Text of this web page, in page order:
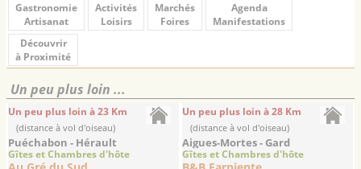
Gastronomie
Artisanat
Activités
Loisirs
Marchés
Foires
Agenda
Manifestations
Découvrir
à Proximité
Un peu plus loin ...
Un peu plus loin à 23 Km
(distance à vol d'oiseau)
Puéchabon - Hérault
Gîtes et Chambres d'hôte
Un peu plus loin à 28 Km
(distance à vol d'oiseau)
Aigues-Mortes - Gard
Gîtes et Chambres d'hôte